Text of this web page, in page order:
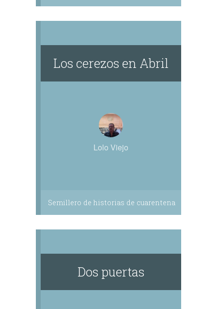
Los cerezos en Abril
Lolo Viejo
Semillero de historias de cuarentena
Dos puertas